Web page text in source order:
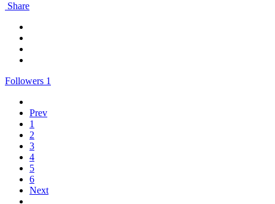
Share
Followers 1
Prev
1
2
3
4
5
6
Next